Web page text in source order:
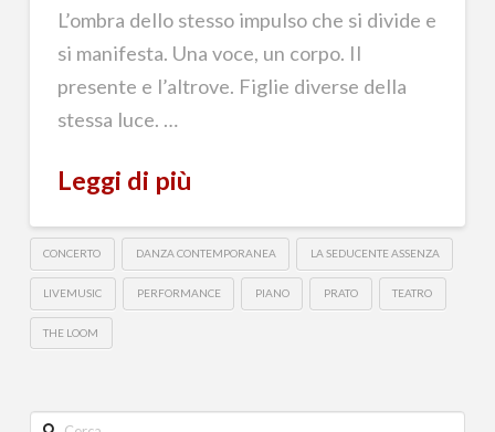
L’ombra dello stesso impulso che si divide e
si manifesta. Una voce, un corpo. Il
presente e l’altrove. Figlie diverse della
stessa luce. …
Leggi di più
CONCERTO DANZA CONTEMPORANEA LA SEDUCENTE ASSENZA
LIVEMUSIC PERFORMANCE PIANO PRATO TEATRO
THE LOOM
Cerca